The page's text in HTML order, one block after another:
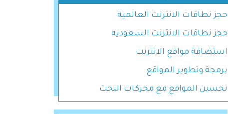
حجز نطاقات الانترنت العالمية
حجز نطاقات الانترنت السعودية
استضافة مواقع الانترنت
برمجة وتطوير المواقع
تحسين المواقع مع محركات البحث